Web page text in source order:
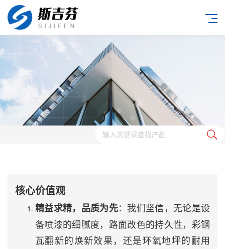
核心价值观
精益求精，品质为先：我们坚信，无论是设
备喷漆的细腻度，路面改色的持久性，彩钢
瓦翻新的焕新效果，还是环氧地坪的耐用